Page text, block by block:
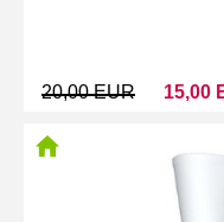
20,00 EUR 15,00